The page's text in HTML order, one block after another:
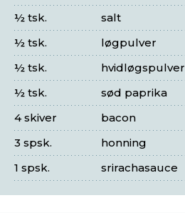
salt
½ tsk.
løgpulver
½ tsk.
hvidløgspulver
½ tsk.
sød paprika
½ tsk.
bacon
4 skiver
honning
3 spsk.
srirachasauce
1 spsk.